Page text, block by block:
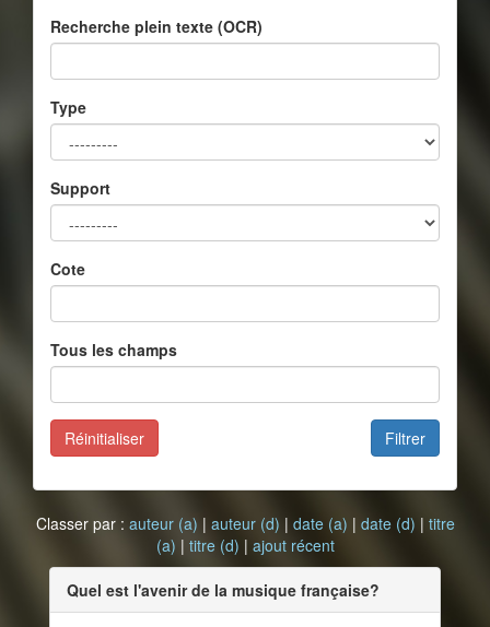
Recherche plein texte (OCR)
Type
Support
Cote
Tous les champs
Filtrer
Réinitialiser
Classer par : auteur (a) | auteur (d) | date (a) | date (d) | titre
(a) | titre (d) | ajout récent
Quel est l'avenir de la musique française?